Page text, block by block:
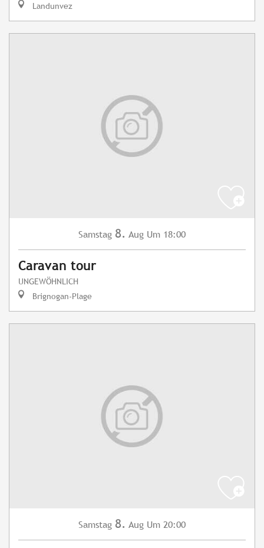
Landunvez
Samstag 8. Aug Um 18:00
Caravan tour
UNGEWÖHNLICH
Brignogan-Plage
Samstag 8. Aug Um 20:00